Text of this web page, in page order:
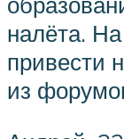
налёта.
привести
из